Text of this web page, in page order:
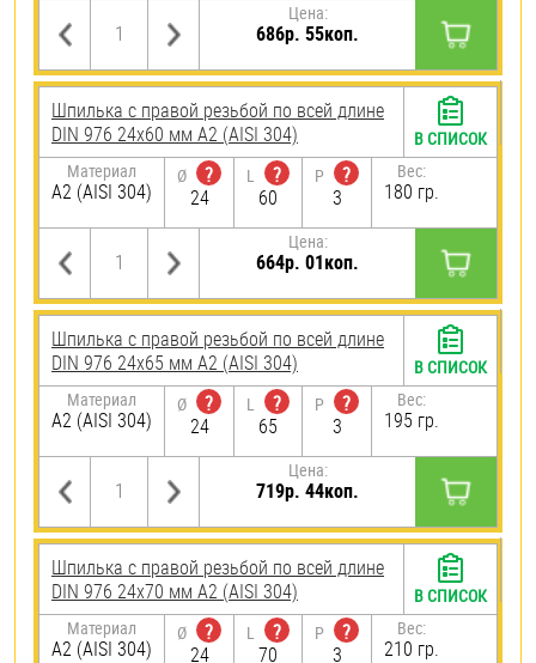
Цена:
686р. 55коп.
Шпилька с правой резьбой по всей длине
DIN 976 24х60 мм А2 (AISI 304)
Материал
А2 (AISI 304)
Ø
?
24
L
?
60
P
?
3
Вес:
180 гр.
Цена:
664р. 01коп.
В СПИСОК
Шпилька с правой резьбой по всей длине
DIN 976 24х65 мм А2 (AISI 304)
Материал
А2 (AISI 304)
Ø
?
24
L
?
65
P
?
3
Вес:
195 гр.
Цена:
719р. 44коп.
В СПИСОК
Шпилька с правой резьбой по всей длине
DIN 976 24х70 мм А2 (AISI 304)
Материал
А2 (AISI 304)
Ø
?
24
L
?
70
P
?
3
Вес:
210 гр.
В СПИСОК